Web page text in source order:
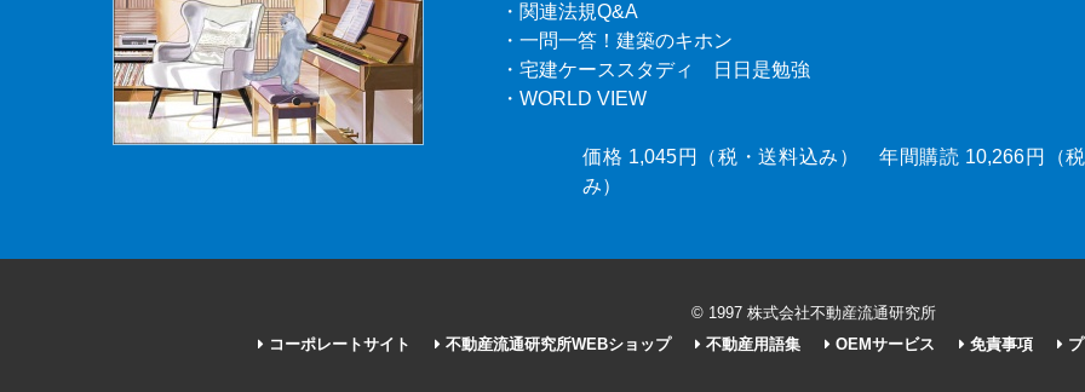
・関連法規Q&A
・一問一答！建築のキホン
・宅建ケーススタディ 日日是勉強
・WORLD VIEW
価格 1,045円（税・送料込み） 年間購読 10,266円（
み）
© 1997 株式会社不動産流通研究所
コーポレートサイト
不動産流通研究所WEBショップ 不動産用語集 OEMサービス 免責事項